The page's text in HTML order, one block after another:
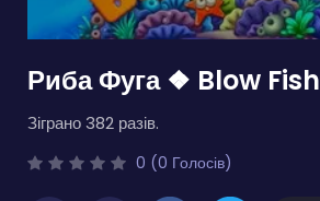
Риба Фуга ❖ Blow Fish
Зіграно 382 разів.
0 (0 Голосів)